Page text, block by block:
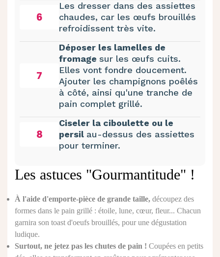
6
Les dresser dans des assiettes
chaudes, car les œufs brouillés
refroidissent très vite.
7
Déposer les lamelles de
fromage sur les œufs cuits.
Elles vont fondre doucement.
Ajouter les champignons poêlés
à côté, ainsi qu'une tranche de
pain complet grillé.
8
Ciseler la ciboulette ou le
persil au-dessus des assiettes
pour terminer.
Les astuces "Gourmantitude" !
À l'aide d'emporte-pièce de grande taille, découpez des
formes dans le pain grillé : étoile, lune, cœur, fleur... Chacun
garnira son toast d'oeufs brouillés, pour une dégustation
ludique.
Surtout, ne jetez pas les chutes de pain ! Coupées en petits